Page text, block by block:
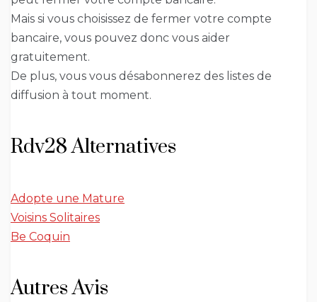
Mais si vous choisissez de fermer votre compte
bancaire, vous pouvez donc vous aider
gratuitement.
De plus, vous vous désabonnerez des listes de
diffusion à tout moment.
Rdv28 Alternatives
Adopte une Mature
Voisins Solitaires
Be Coquin
Autres Avis